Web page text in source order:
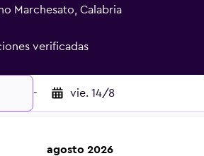
Marchesato, Calabria
verificadas
- vie. 14/8
agosto 2026